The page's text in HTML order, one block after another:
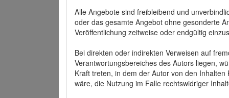
Alle Angebote sind freibleibend und
oder das gesamte Angebot ohne gesonderte
Veröffentlichung zeitweise oder endgültig
Bei direkten oder indirekten Verweisen auf
Verantwortungsbereiches des Autors liegen,
Kraft treten, in dem der Autor von den
wäre, die Nutzung im Falle rechtswidriger